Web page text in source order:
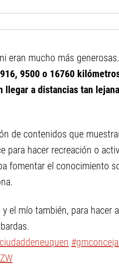
eran mucho más
9500 o 16760
a distancias tan
de contenidos que
para hacer recreación o
fomentar el conocimiento
el mío también, para hacer